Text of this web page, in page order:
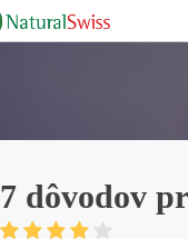
7 dôvodov